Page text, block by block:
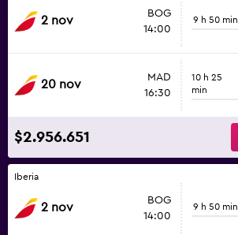
2 nov
BOG
14:00
9 h 50 min
20 nov
MAD
16:30
10 h 25
min
$2.956.651
Iberia
2 nov
BOG
14:00
9 h 50 min